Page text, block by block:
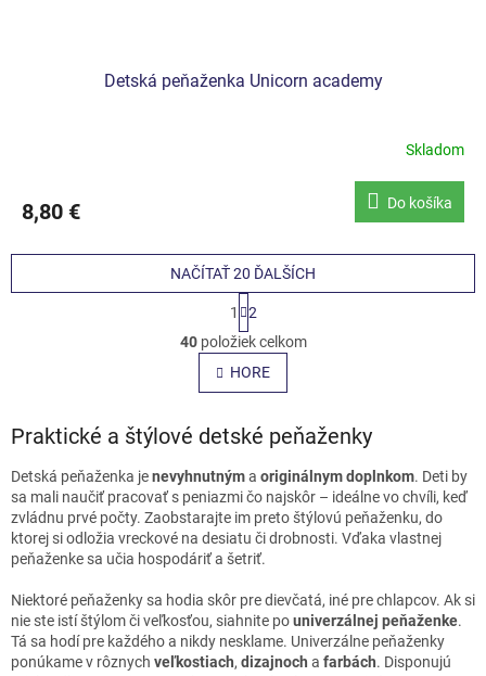
Detská peňaženka Unicorn academy
Skladom
8,80 € Do košíka
O
v
l
á
a
i
e
p
r
v
y
v
ý
p
NAČÍTAŤ 20 ĎALŠÍCH
S
t
r
á
n
k
v
a
i
e
1
2
40položiek celkom
HORE
Praktické a štýlové detské peňaženky
Detská peňaženka jenevyhnutnýma originálnym doplnkom. Deti by
sa mali naučiť pracovať s peniazmi čo najskôr – ideálne vo chvíli, keď
zvládnu prvé počty. Zaobstarajte im preto štýlovú peňaženku, do
ktorej si odložia vreckové na desiatu či drobnosti. Vďaka vlastnej
peňaženke sa učia hospodáriť a šetriť.
Niektoré peňaženky sa hodia skôr pre dievčatá, iné pre chlapcov. Ak si
nie ste istí štýlom či veľkosťou, siahnite pouniverzálnej peňaženke.
Tá sa hodí pre každého a nikdy nesklame. Univerzálne peňaženky
ponúkame v rôznych veľkostiach, dizajnoch a farbách. Disponujú